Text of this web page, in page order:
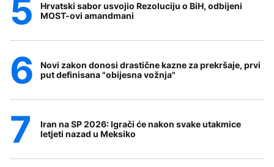
Hrvatski sabor usvojio Rezoluciju o BiH, odbijeni
MOST-ovi amandmani
Novi zakon donosi drastične kazne za prekršaje, prvi
put definisana "obijesna vožnja"
Iran na SP 2026: Igrači će nakon svake utakmice
letjeti nazad u Meksiko